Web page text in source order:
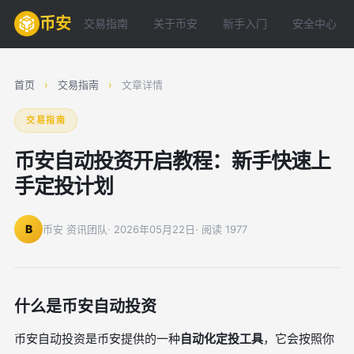
币安 交易指南 关于币安 新手入门 安全中心
首页 › 交易指南 › 文章详情
交易指南
币安自动投资开启教程：新手快速上
手定投计划
B 币安 资讯团队· 2026年05月22日· 阅读 1977
什么是币安自动投资
币安自动投资是币安提供的一种自动化定投工具，它会按照你